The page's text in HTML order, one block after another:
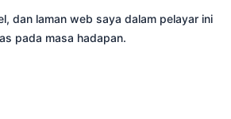
dan laman web saya dalam pelayar ini
pada masa hadapan.